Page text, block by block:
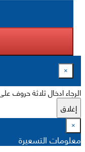
×
الرجاء ادخال ثلاثة حروف
إغلاق
×
معلومات التسعيرة